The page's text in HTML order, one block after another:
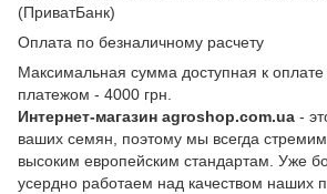
(ПриватБанк)
Оплата по безналичному расчету
Максимальная сумма доступная к
платежом - 4000 грн.
Интернет-магазин agroshop.com.ua -
ваших семян, поэтому мы всегда
высоким европейским стандартам. Уже
усердно работаем над качеством наших